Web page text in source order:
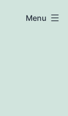
Menu